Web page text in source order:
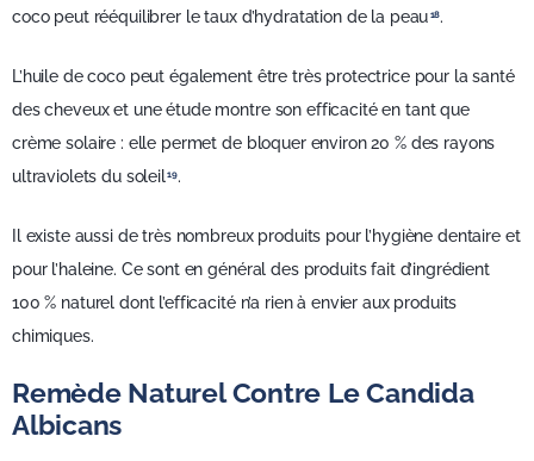
coco peut rééquilibrer le taux d’hydratation de la peau 18.
L’huile de coco peut également être très protectrice pour la santé
des cheveux et une étude montre son efficacité en tant que
crème solaire : elle permet de bloquer environ 20 % des rayons
ultraviolets du soleil19.
Il existe aussi de très nombreux produits pour l’hygiène dentaire et
pour l’haleine. Ce sont en général des produits fait d’ingrédient
100 % naturel dont l’efficacité n’a rien à envier aux produits
chimiques.
Remède Naturel Contre Le Candida
Albicans